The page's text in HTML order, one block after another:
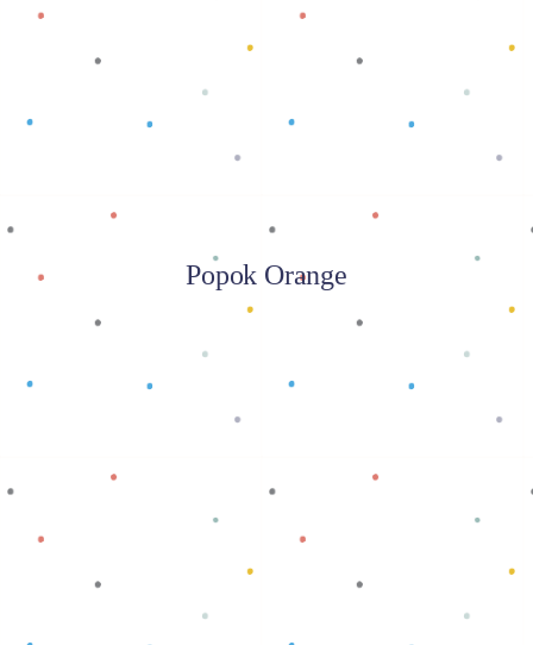
Baca selengkapnya
Popok Orange
Baca selengkapnya